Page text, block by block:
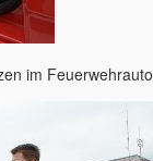
im Feuerwehrauto